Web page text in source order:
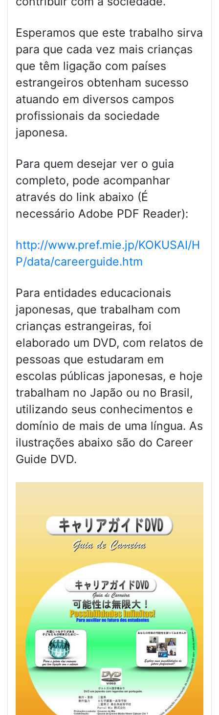
Esperamos que este trabalho sirva
para que cada vez mais crianças
que têm ligação com países
estrangeiros obtenham sucesso
atuando em diversos campos
profissionais da sociedade
japonesa.
Para quem desejar ver o guia
completo, pode acompanhar
através do link abaixo (É
necessário Adobe PDF Reader):
http://www.pref.mie.jp/KOKUSAI/H
P/data/careerguide.htm
Para entidades educacionais
japonesas, que trabalham com
crianças estrangeiras, foi
elaborado um DVD, com relatos de
pessoas que estudaram em
escolas públicas japonesas, e hoje
trabalham no Japão ou no Brasil,
utilizando seus conhecimentos e
domínio de mais de uma língua. As
ilustrações abaixo são do Career
Guide DVD.